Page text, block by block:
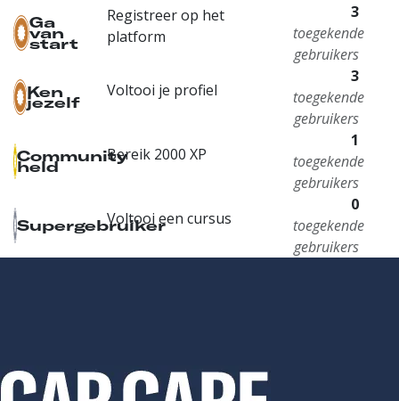
Ga
van
start
Registreer op het
platform
3
toegekende
gebruikers
Ken
jezelf
Voltooi je profiel
3
toegekende
gebruikers
Community
held
Bereik 2000 XP
1
toegekende
gebruikers
SupergebruikerVoltooi een cursus
0
toegekende
gebruikers